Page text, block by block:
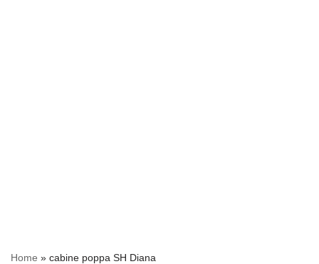
Home » cabine poppa SH Diana